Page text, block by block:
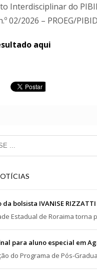
Interdisciplinar do
02/2026 – PROEG/
aqui
da bolsista IVANISE RIZZATTI
Estadual de Roraima torna
para aluno especial em
do Programa de Pós-